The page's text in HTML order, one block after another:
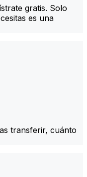
gratis. Solo
es una
transferir, cuánto